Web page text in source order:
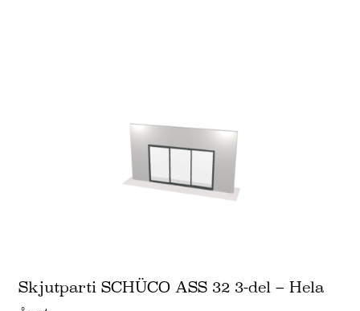
Skjutparti SCHÜCO ASS 32 3-del – Hela